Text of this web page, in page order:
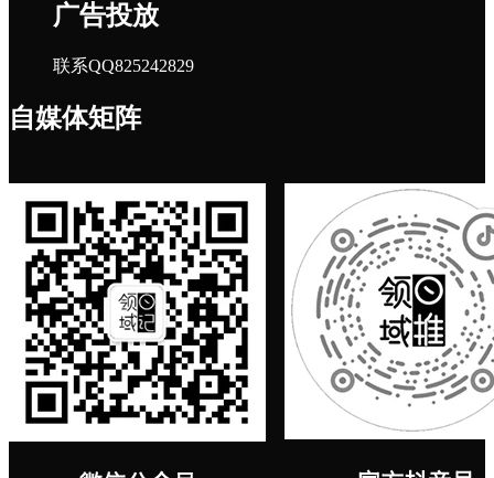
广告投放
联系QQ825242829
自媒体矩阵